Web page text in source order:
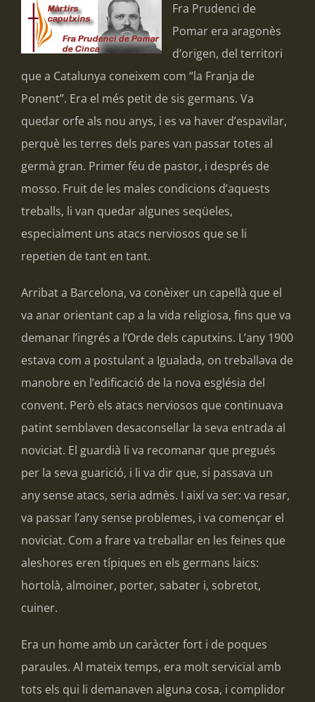
Fra Prudenci de
Pomar era aragonès
d’origen, del territori
que a Catalunya coneixem com “la Franja de
Ponent”. Era el més petit de sis germans. Va
quedar orfe als nou anys, i es va haver d’espavilar,
perquè les terres dels pares van passar totes al
germà gran. Primer féu de pastor, i després de
mosso. Fruit de les males condicions d’aquests
treballs, li van quedar algunes seqüeles,
especialment uns atacs nerviosos que se li
repetien de tant en tant.
Arribat a Barcelona, va conèixer un capellà que el
va anar orientant cap a la vida religiosa, fins que va
demanar l’ingrés a l’Orde dels caputxins. L’any 1900
estava com a postulant a Igualada, on treballava de
manobre en l’edificació de la nova església del
convent. Però els atacs nerviosos que continuava
patint semblaven desaconsellar la seva entrada al
noviciat. El guardià li va recomanar que pregués
per la seva guarició, i li va dir que, si passava un
any sense atacs, seria admès. I així va ser: va resar,
va passar l’any sense problemes, i va començar el
noviciat. Com a frare va treballar en les feines que
aleshores eren típiques en els germans laics:
hortolà, almoiner, porter, sabater i, sobretot,
cuiner.
Era un home amb un caràcter fort i de poques
paraules. Al mateix temps, era molt servicial amb
tots els qui li demanaven alguna cosa, i complidor